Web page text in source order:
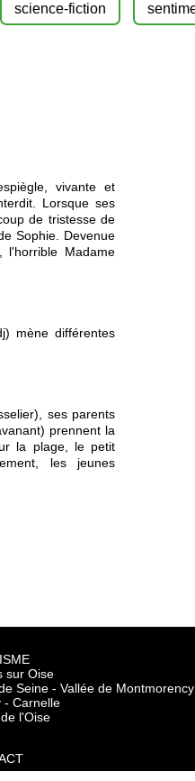
science-fiction
vivante et
Lorsque ses
de tristesse de
Sophie. Devenue
l'horrible Madame
mène différentes
ses parents
prennent la
la plage, le petit
les jeunes
sur Oise
Seine - Vallée de Montmorency
- Carnelle
l'Oise